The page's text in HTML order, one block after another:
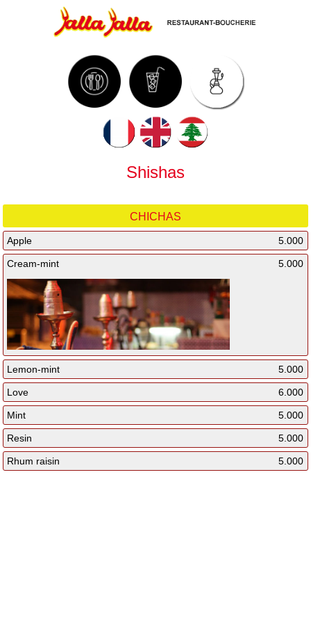
Shishas
CHICHAS
Apple 5.000
Cream-mint 5.000
Lemon-mint 5.000
Love 6.000
Mint 5.000
Resin 5.000
Rhum raisin 5.000